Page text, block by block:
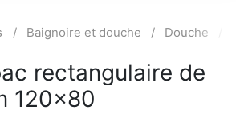
Baignoire et douche Douche
rectangulaire de
120x80